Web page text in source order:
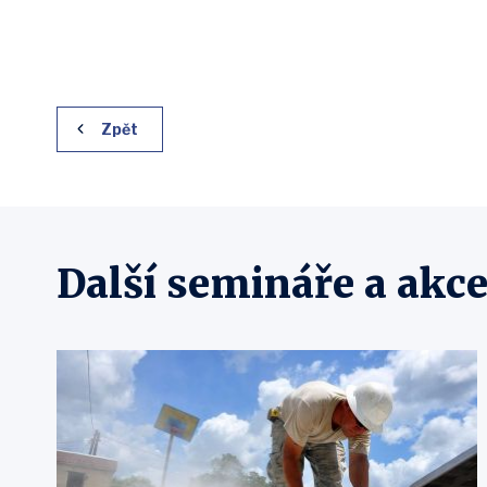
Zpět
Další semináře a akce